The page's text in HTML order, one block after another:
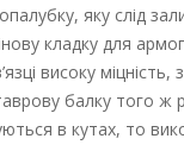
яку слід
кладку для
високу міцність,
балку того ж
в кутах, то